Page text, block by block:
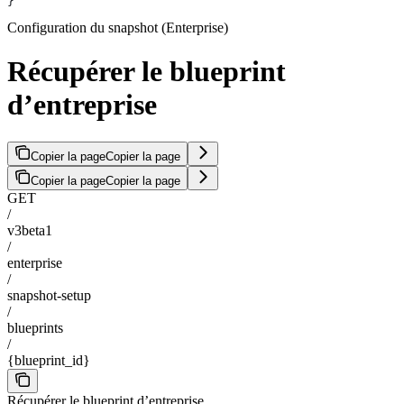
Configuration du snapshot (Enterprise)
Récupérer le blueprint
d’entreprise
Copier la pageCopier la page
Copier la pageCopier la page
GET
/
v3beta1
/
enterprise
/
snapshot-setup
/
blueprints
/
{blueprint_id}
Récupérer le blueprint d’entreprise